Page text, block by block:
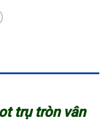
trụ tròn vân